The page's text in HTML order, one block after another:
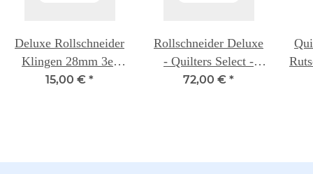
Deluxe Rollschneider
Klingen 28mm 3er
Packung - Quilters
15,00 € *
Rollschneider Deluxe
- Quilters Select -
28mm
72,00 € *